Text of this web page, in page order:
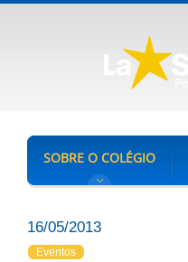
SOBRE O COLÉGIO
16/05/2013
Eventos